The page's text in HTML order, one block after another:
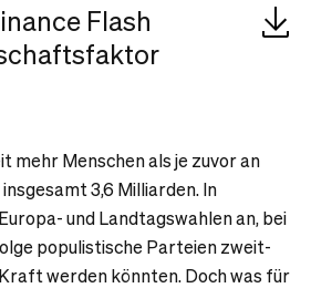
Flash
mehr Menschen als je zuvor an
3,6 Milliarden. In
und Landtagswahlen an, bei
populistische Parteien zweit-
werden könnten. Doch was für